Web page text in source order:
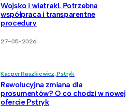
Wojsko i wiatraki. Potrzebna
współpraca i transparentne
procedury
27-05-2026
Kacper Raszkiewicz, Pstryk
Rewolucyjna zmiana dla
prosumentów? O co chodzi w nowej
ofercie Pstryk